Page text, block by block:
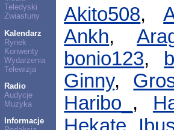
Teledyski
Zwiastuny
Kalendarz
Rynek
Konwenty
Wydarzenia
Telewizja
Radio
Audycje
Muzyka
Informacje
Akito508,
Ankh,
bonio123,
Ginny,
Haribo_ ,